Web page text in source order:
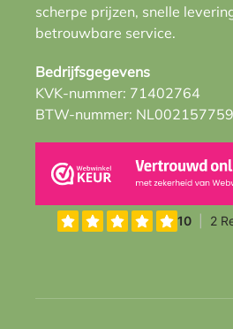
scherpe prijzen, snelle
betrouwbare service.
Bedrijfsgegevens
KVK-nummer: 71402764
BTW-nummer: